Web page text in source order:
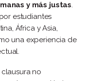
y más justas.
estudiantes
África y Asia,
una experiencia de
clausura no